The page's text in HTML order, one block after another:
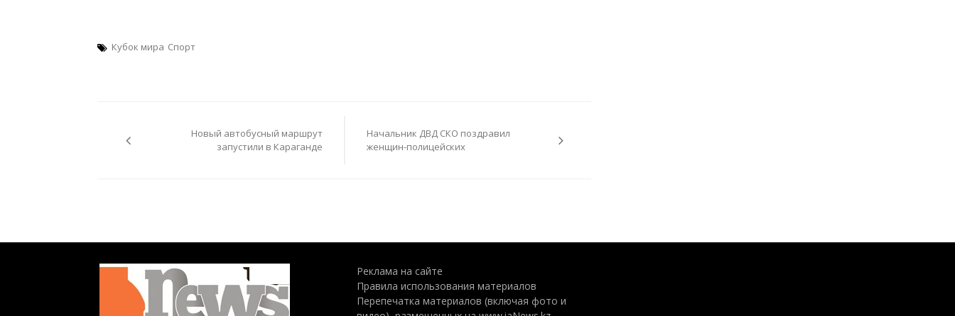
Кубок мира Спорт
записям
Новый автобусный маршрут
запустили в Караганде
Начальник ДВД СКО поздравил
женщин-полицейских
Реклама на сайте
Правила использования материалов
Перепечатка материалов (включая фото и